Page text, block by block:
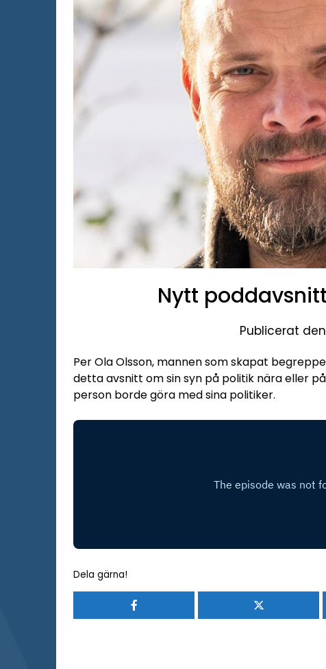
Nytt
Publicerat
Per Ola Olsson, mannen som skapat
detta avsnitt om sin syn på politik nära eller
person borde göra med sina politiker.
Dela gärna!